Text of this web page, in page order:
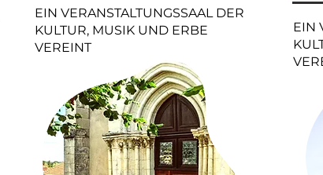
EIN VERANSTALTUNGSSAAL DER
KULTUR, MUSIK UND ERBE
VEREINT
EIN